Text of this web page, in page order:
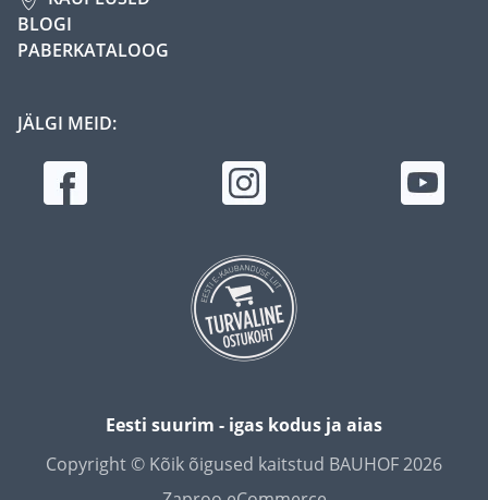
BLOGI
PABERKATALOOG
JÄLGI MEID:
Eesti suurim - igas kodus ja aias
Copyright © Kõik õigused kaitstud BAUHOF 2026